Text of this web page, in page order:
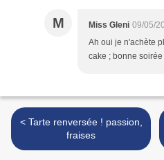
M Miss Gleni 09/05/
Ah oui je n'achète
cake ; bonne
< Tarte renversée ! passion,
fraises